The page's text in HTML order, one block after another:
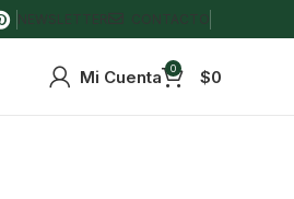
NEWSLETTER CONTACTO
Mi Cuenta 0 $0